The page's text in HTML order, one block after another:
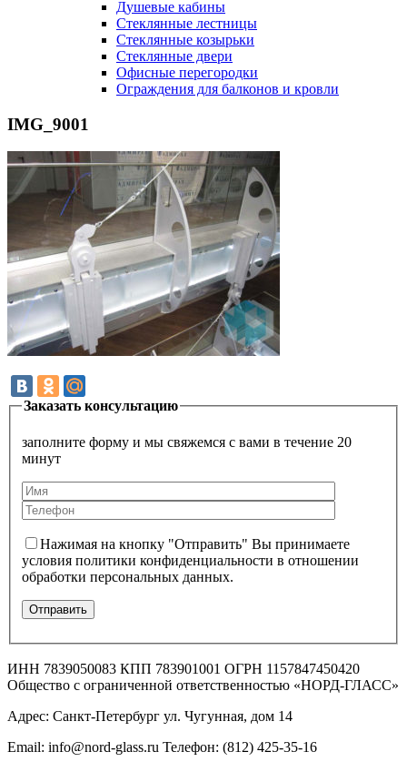
Душевые кабины
Cтеклянные лестницы
Cтеклянные козырьки
Cтеклянные двери
Офисные перегородки
Ограждения для балконов и кровли
IMG_9001
Заказать консультацию
заполните форму и мы свяжемся с вами в течение 20
минут
Нажимая на кнопку "Отправить" Вы принимаете
условия политики конфиденциальности в отношении
обработки персональных данных.
ИНН 7839050083 КПП 783901001 ОГРН 1157847450420
Общество с ограниченной ответственностью «НОРД-ГЛАСС»
Адрес: Санкт-Петербург ул. Чугунная, дом 14
Email: info@nord-glass.ru Телефон: (812) 425-35-16